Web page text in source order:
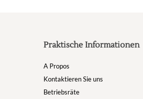
Praktische Informationen
A Propos
Kontaktieren Sie uns
Betriebsräte